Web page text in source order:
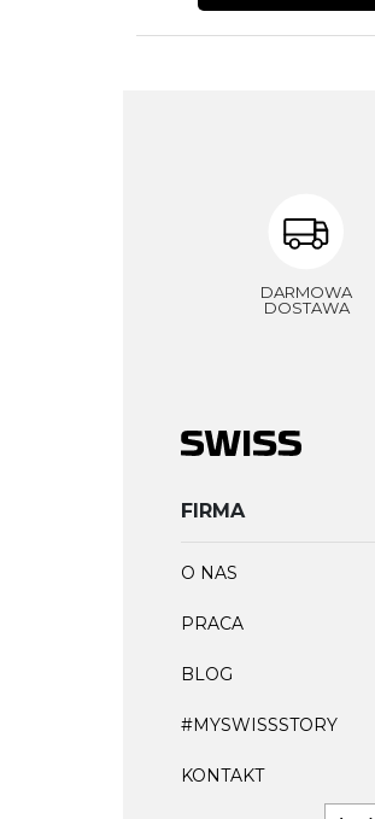
DARMOWA
DOSTAWA
FIRMA
O NAS
PRACA
BLOG
#MYSWISSSTORY
KONTAKT